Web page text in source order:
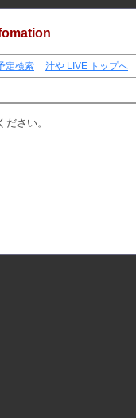
定検索 汁や LIVE トップへ
さい。